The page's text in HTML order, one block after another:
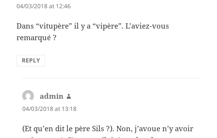
04/03/2018 at 12:46
Dans “vitupère” il y a “vipère”. L’aviez-vous
remarqué ?
REPLY
admin
04/03/2018 at 13:18
(Et qu’en dit le père Sils ?). Non, j’avoue n’y avoir